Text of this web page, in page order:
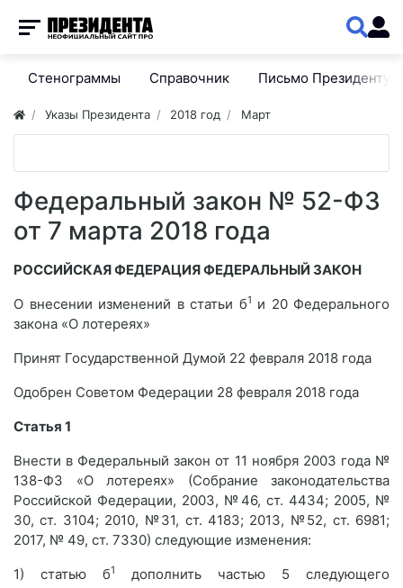
Стенограммы Справочник Письмо Президенту
Указы Президента 2018 год Март
Федеральный закон № 52-ФЗ
от 7 марта 2018 года
РОССИЙСКАЯ ФЕДЕРАЦИЯ ФЕДЕРАЛЬНЫЙ ЗАКОН
О внесении изменений в статьи б1 и 20 Федерального
закона «О лотереях»
Принят Государственной Думой 22 февраля 2018 года
Одобрен Советом Федерации 28 февраля 2018 года
Статья 1
Внести в Федеральный закон от 11 ноября 2003 года №
138-ФЗ «О лотереях» (Собрание законодательства
Российской Федерации, 2003, №46, ст. 4434; 2005, №
30, ст. 3104; 2010, №31, ст. 4183; 2013, №52, ст. 6981;
2017, № 49, ст. 7330) следующие изменения:
1) статью б1
дополнить частью 5 следующего